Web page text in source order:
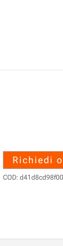
Richiedi
COD: d41d8cd98f00